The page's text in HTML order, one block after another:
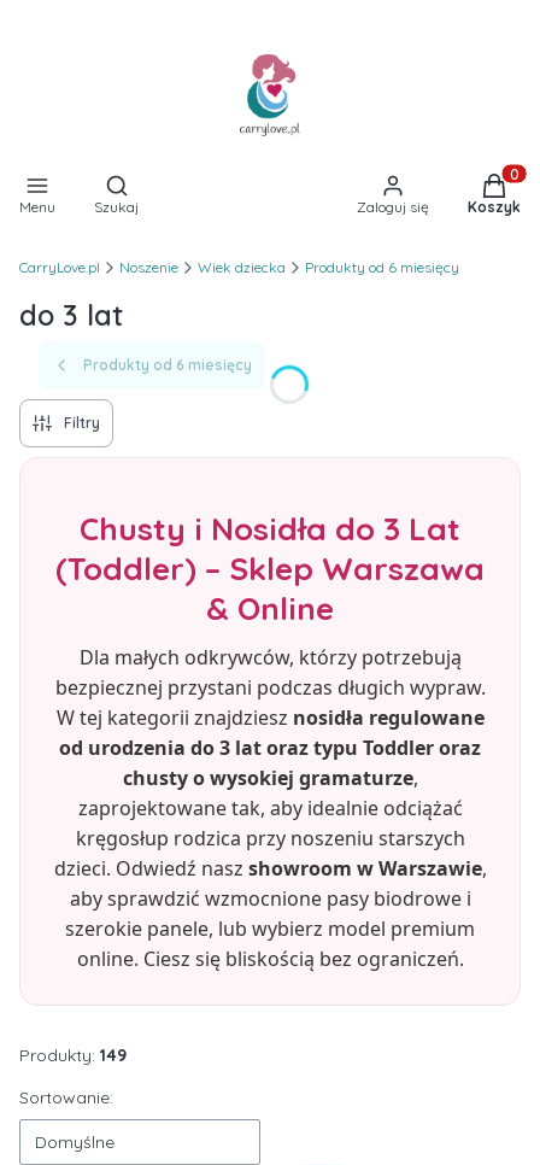
Menu
Otwórz wyszukiwarkę
Szukaj Zaloguj się Koszyk
CarryLove.pl Noszenie Wiek dziecka Produkty od 6 miesięcy
do 3 lat
Produkty od 6 miesięcy
Filtry
Chusty i Nosidła do 3 Lat
(Toddler) – Sklep Warszawa
& Online
Dla małych odkrywców, którzy potrzebują
bezpiecznej przystani podczas długich wypraw.
W tej kategorii znajdziesz nosidła regulowane
od urodzenia do 3 lat oraz typu Toddler oraz
chusty o wysokiej gramaturze,
zaprojektowane tak, aby idealnie odciążać
kręgosłup rodzica przy noszeniu starszych
dzieci. Odwiedź nasz showroom w Warszawie,
aby sprawdzić wzmocnione pasy biodrowe i
szerokie panele, lub wybierz model premium
online. Ciesz się bliskością bez ograniczeń.
Produkty: 149
Lista produktów
Sortowanie:
Domyślne